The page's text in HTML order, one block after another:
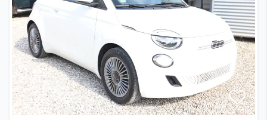
Automatisk nødbremse
Bluetooth
Delvis lædersæder